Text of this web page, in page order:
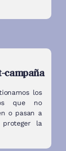
campaña
los
que no
o pasan a
la